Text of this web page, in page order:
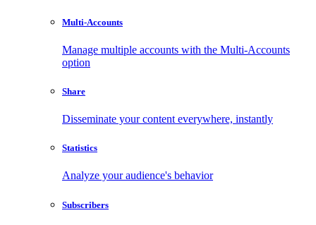
Multi-Accounts
Manage multiple accounts with the Multi-Accounts
option
Share
Disseminate your content everywhere, instantly
Statistics
Analyze your audience's behavior
Subscribers